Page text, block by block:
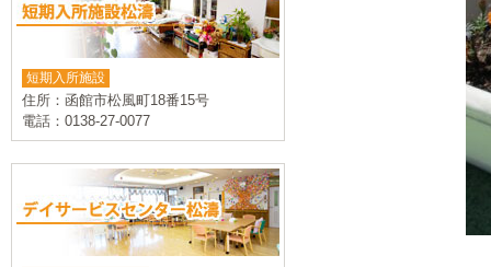
短期入所施設
住所：函館市松風町18番15号
電話：0138-27-0077